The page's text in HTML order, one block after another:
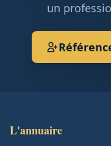
un
L'annuaire